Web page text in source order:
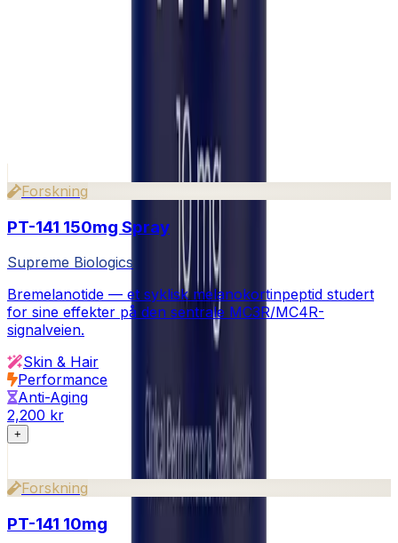
Hvordan rekonstituerer jeg frysetørkede peptider?
Er peptidene dine uavhengig testet?
Relaterte produkter
Forskning
PT-141 150mg Spray
Supreme Biologics
Bremelanotide — et syklisk melanokortinpeptid studert
for sine effekter på den sentrale MC3R/MC4R-
signalveien.
Skin & Hair
Performance
Anti-Aging
2,200 kr
+
Forskning
PT-141 10mg